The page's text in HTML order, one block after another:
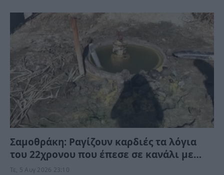
Σαμοθράκη: Ραγίζουν καρδιές τα λόγια
του 22χρονου που έπεσε σε κανάλι με
καυτό νερό – “Μαμά νόμιζες…”
Τε, 5 Αυγ 2026 23:10